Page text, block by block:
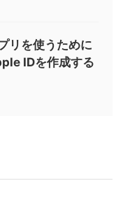
リを使うために
IDを作成する